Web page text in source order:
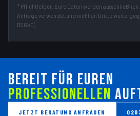
* Pflichtfelder. Eure Daten werden
Anfrage verwendet und nicht an Dritte
DSGVO).
BEREIT FÜR EUREN
PROFESSIONELLEN
JETZT BERATUNG ANFRAGEN